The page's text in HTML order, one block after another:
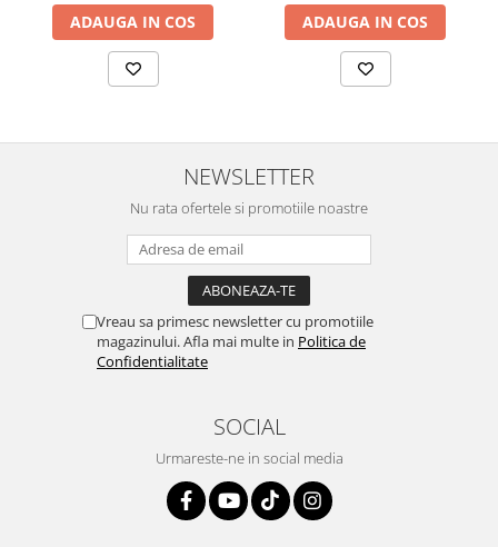
ADAUGA IN COS ADAUGA IN COS
NEWSLETTER
Nu rata ofertele si promotiile noastre
Vreau sa primesc newsletter cu promotiile
magazinului. Afla mai multe in Politica de
Confidentialitate
SOCIAL
Urmareste-ne in social media